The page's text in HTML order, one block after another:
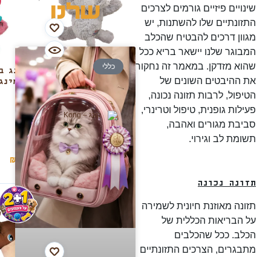
שינויים פיזיים גורמים לצרכים
התזונתיים שלו להשתנות, יש
מגוון דרכים להבטיח שהכלב
המבוגר שלנו יישאר בריא ככל
שהוא מזדקן. במאמר זה נחקור
את ההיבטים השונים של
הטיפול, לרבות תזונה נכונה,
פעילות גופנית, טיפול וטרינרי,
סביבת מגורים ואהבה,
תשומת לב וגירוי.
תזונה נכונה
תזונה מאוזנת חיונית לשמירה
על הבריאות הכללית של
הכלב. ככל שהכלבים
מתבגרים, הצרכים התזונתיים
בובת באסטר
הקואלה M
₪ 59
קונג
L
₪ 85
שלנו
כללי